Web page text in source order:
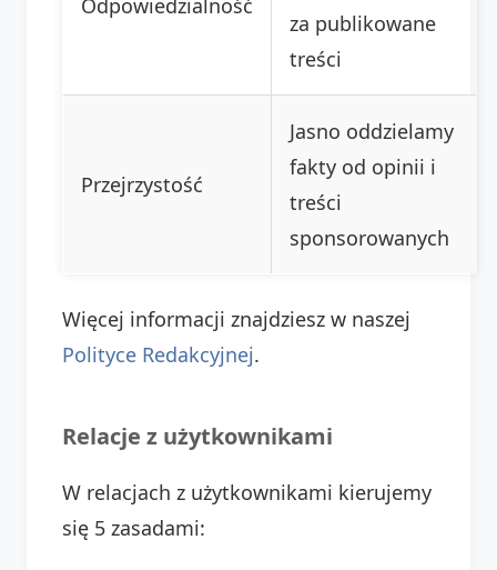
Odpowiedzialność
za publikowane
treści
Przejrzystość
Jasno oddzielamy
fakty od opinii i
treści
sponsorowanych
Więcej informacji znajdziesz w naszej
Polityce Redakcyjnej.
Relacje z użytkownikami
W relacjach z użytkownikami kierujemy
się 5 zasadami: